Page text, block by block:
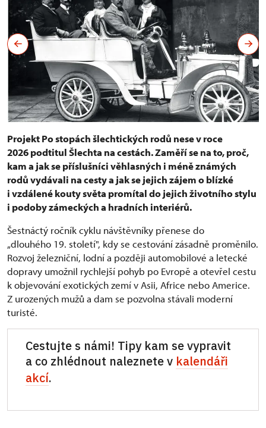
Projekt Po stopách šlechtických rodů nese v roce
2026 podtitul Šlechta na cestách. Zaměří se na to, proč,
kam a jak se příslušníci věhlasných i méně známých
rodů vydávali na cesty a jak se jejich zájem o blízké
i vzdálené kouty světa promítal do jejich životního stylu
i podoby zámeckých a hradních interiérů.
Šestnáctý ročník cyklu návštěvníky přenese do
„dlouhého 19. století", kdy se cestování zásadně proměnilo.
Rozvoj železniční, lodní a později automobilové a letecké
dopravy umožnil rychlejší pohyb po Evropě a otevřel cestu
k objevování exotických zemí v Asii, Africe nebo Americe.
Z urozených mužů a dam se pozvolna stávali moderní
turisté.
Cestujte s námi! Tipy kam se vypravit
a co zhlédnout naleznete v kalendáři
akcí.